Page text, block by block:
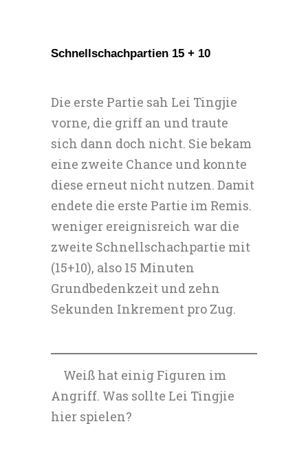
Schnellschachpartien 15 + 10
Die erste Partie sah Lei Tingjie
vorne, die griff an und traute
sich dann doch nicht. Sie bekam
eine zweite Chance und konnte
diese erneut nicht nutzen. Damit
endete die erste Partie im Remis.
weniger ereignisreich war die
zweite Schnellschachpartie mit
(15+10), also 15 Minuten
Grundbedenkzeit und zehn
Sekunden Inkrement pro Zug.
Weiß hat einig Figuren im
Angriff. Was sollte Lei Tingjie
hier spielen?